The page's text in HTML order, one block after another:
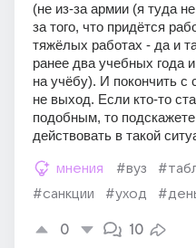
(не из-за армии (я туда
за того, что придётся
тяжёлых работах - да и
ранее два учебных года
на учёбу). И покончить с
не выход. Если кто-то
подобным, то
действовать в такой
мнения #вуз
#санкции
#уход
0 10